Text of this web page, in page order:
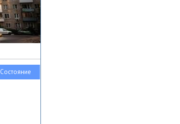
Состояние